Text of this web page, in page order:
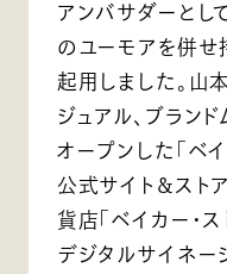
アンバサダーとし
のユーモアを併
起用しました。山
ジュアル、ブランド
オープンした「ベイ
公式サイト＆スト
貨店「ベイカー・
デジタルサイネー